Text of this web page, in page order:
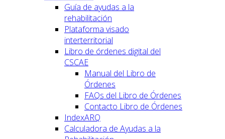
Guía de ayudas a la
rehabilitación
Plataforma visado
interterritorial
Libro de órdenes digital del
CSCAE
Manual del Libro de
Órdenes
FAQs del Libro de Órdenes
Contacto Libro de Órdenes
IndexARQ
Calculadora de Ayudas a la